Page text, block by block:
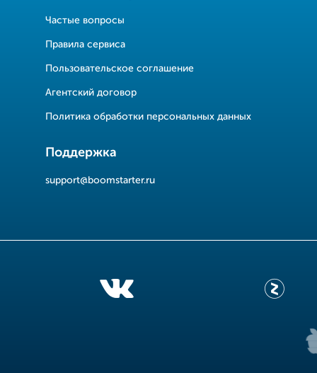
Частые вопросы
Правила сервиса
Пользовательское соглашение
Агентский договор
Политика обработки персональных данных
Поддержка
support@boomstarter.ru